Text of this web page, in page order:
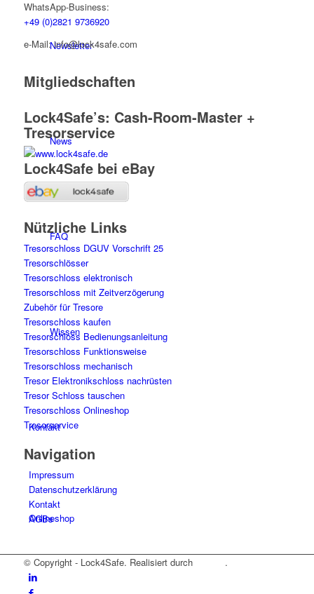
Newsletter
News
FAQ
Wissen
Kontakt
Onlineshop
WhatsApp-Business:
+49 (0)2821 9736920
e-Mail: info@lock4safe.com
Mitgliedschaften
Lock4Safe’s: Cash-Room-Master +
Tresorservice
Lock4Safe bei eBay
Nützliche Links
Tresorschloss DGUV Vorschrift 25
Tresorschlösser
Tresorschloss elektronisch
Tresorschloss mit Zeitverzögerung
Zubehör für Tresore
Tresorschloss kaufen
Tresorschloss Bedienungsanleitung
Tresorschloss Funktionsweise
Tresorschloss mechanisch
Tresor Elektronikschloss nachrüsten
Tresor Schloss tauschen
Tresorschloss Onlineshop
Tresorservice
Navigation
Impressum
Datenschutzerklärung
Kontakt
AGBs
© Copyright - Lock4Safe. Realisiert durch .